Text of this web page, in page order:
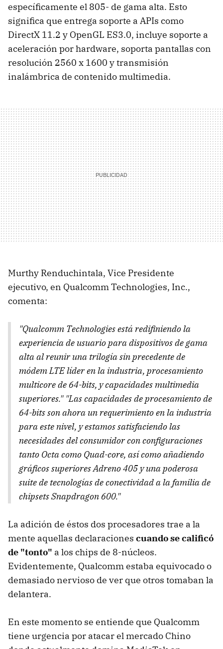
específicamente el 805- de gama alta. Esto
significa que entrega soporte a APIs como
DirectX 11.2 y OpenGL ES3.0, incluye soporte a
aceleración por hardware, soporta pantallas con
resolución 2560 x 1600 y transmisión
inalámbrica de contenido multimedia.
Murthy Renduchintala, Vice Presidente
ejecutivo, en Qualcomm Technologies, Inc.,
comenta:
"Qualcomm Technologies está redifiniendo la
experiencia de usuario para dispositivos de gama
alta al reunir una trilogía sin precedente de
módem LTE líder en la industria, procesamiento
multicore de 64-bits, y capacidades multimedia
superiores." "Las capacidades de procesamiento de
64-bits son ahora un requerimiento en la industria
para este nivel, y estamos satisfaciendo las
necesidades del consumidor con configuraciones
tanto Octa como Quad-core, así como añadiendo
gráficos superiores Adreno 405 y una poderosa
suite de tecnologías de conectividad a la familia de
chipsets Snapdragon 600."
La adición de éstos dos procesadores trae a la
mente aquellas declaraciones cuando se calificó
de "tonto" a los chips de 8-núcleos.
Evidentemente, Qualcomm estaba equivocado o
demasiado nervioso de ver que otros tomaban la
delantera.
En este momento se entiende que Qualcomm
tiene urgencia por atacar el mercado Chino